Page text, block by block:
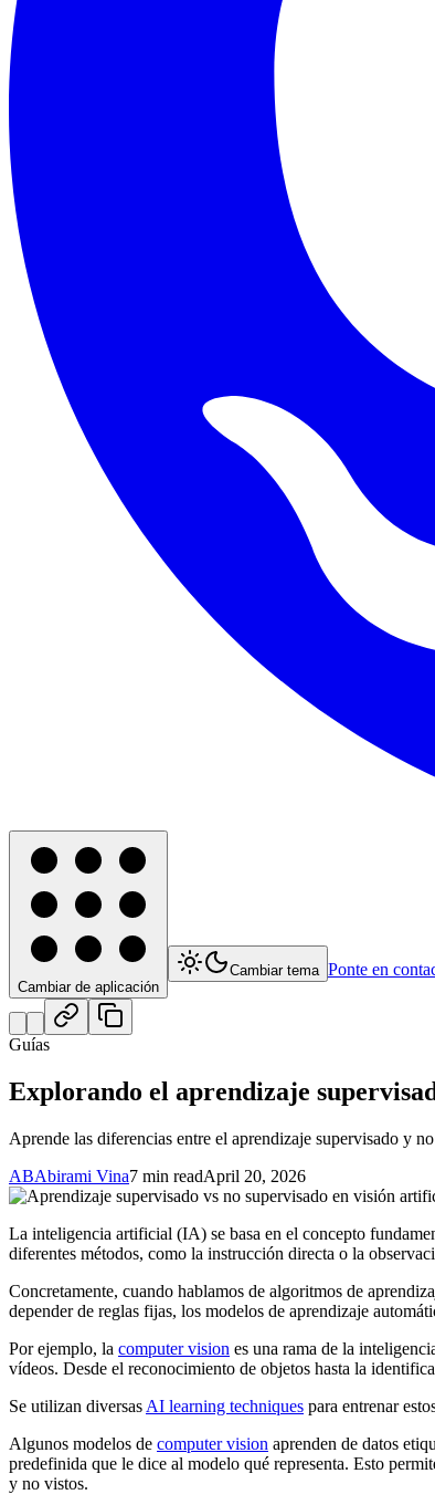
Cambiar de aplicación
Cambiar tema Ponte en
Guías
Explorando el aprendizaje
Aprende las diferencias entre el aprendizaje supervisado y
ABAbirami Vina7 min readApril 20, 2026
La inteligencia artificial (IA) se basa en el concepto
diferentes métodos, como la instrucción directa o la
Concretamente, cuando hablamos de algoritmos de
depender de reglas fijas, los modelos de aprendizaje
Por ejemplo, la computer vision es una rama de la
vídeos. Desde el reconocimiento de objetos hasta la
Se utilizan diversas AI learning techniques para entrenar
Algunos modelos de computer vision aprenden de datos
predefinida que le dice al modelo qué representa. Esto
y no vistos.